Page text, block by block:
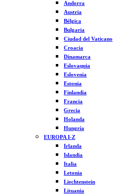
Andorra
Austria
Bélgica
Bulgaria
Ciudad del Vaticano
Croacia
Dinamarca
Eslovaquia
Eslovenia
Estonia
Finlandia
Francia
Grecia
Holanda
Hungría
EUROPA I-Z
Irlanda
Islandia
Italia
Letonia
Liechtenstein
Lituania